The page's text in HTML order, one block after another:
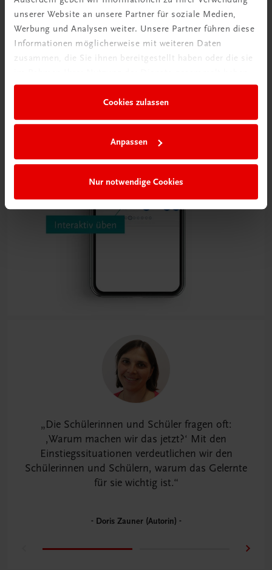
unserer Website an unsere Partner für soziale Medien,
Werbung und Analysen weiter. Unsere Partner führen diese
Informationen möglicherweise mit weiteren Daten
zusammen, die Sie ihnen bereitgestellt haben oder die sie
Cookies zulassen
Anpassen
Nur notwendige Cookies
Die Schülerinnen und Schüler fragen oft:
,Warum machen wir das jetzt?‘ Mit den
Einstiegssituationen verdeutlichen wir den
Schülerinnen und Schülern, warum das Gelernte
für sie wichtig ist.
Doris Zauner (Autorin)